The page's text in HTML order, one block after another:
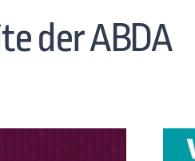
der ABDA